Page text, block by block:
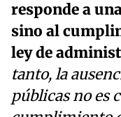
responde a
sino al
ley de
tanto, la
públicas no es